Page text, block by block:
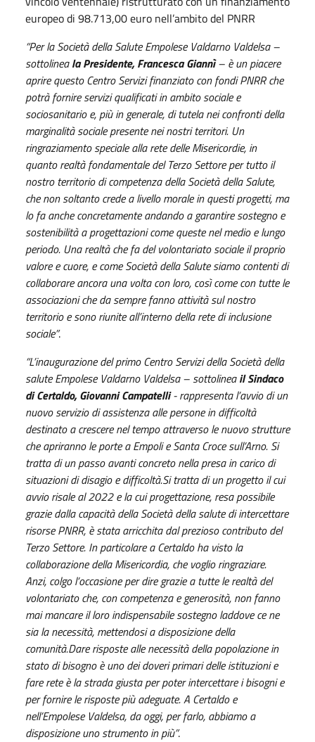
europeo di 98.713,00 euro nell’ambito del PNRR
“Per la Società della Salute Empolese Valdarno Valdelsa –
sottolineala Presidente, Francesca Giannì– è un piacere
aprire questo Centro Servizi finanziato con fondi PNRR che
potrà fornire servizi qualificati in ambito sociale e
sociosanitario e, più in generale, di tutela nei confronti della
marginalità sociale presente nei nostri territori. Un
ringraziamento speciale alla rete delle Misericordie, in
quanto realtà fondamentale del Terzo Settore per tutto il
nostro territorio di competenza della Società della Salute,
che non soltanto crede a livello morale in questi progetti, ma
lo fa anche concretamente andando a garantire sostegno e
sostenibilità a progettazioni come queste nel medio e lungo
periodo. Una realtà che fa del volontariato sociale il proprio
valore e cuore, e come Società della Salute siamo contenti di
collaborare ancora una volta con loro, così come con tutte le
associazioni che da sempre fanno attività sul nostro
territorio e sono riunite all’interno della rete di inclusione
sociale”.
“L’inaugurazione del primo Centro Servizi della Società della
salute Empolese Valdarno Valdelsa – sottolineail Sindaco
di Certaldo, Giovanni Campatelli- rappresenta l’avvio di un
nuovo servizio di assistenza alle persone in difficoltà
destinato a crescere nel tempo attraverso le nuovo strutture
che apriranno le porte a Empoli e Santa Croce sull’Arno. Si
tratta di un passo avanti concreto nella presa in carico di
situazioni di disagio e difficoltà.Si tratta di un progetto il cui
avvio risale al 2022 e la cui progettazione, resa possibile
grazie dalla capacità della Società della salute di intercettare
risorse PNRR, è stata arricchita dal prezioso contributo del
Terzo Settore. In particolare a Certaldo ha visto la
collaborazione della Misericordia, che voglio ringraziare.
Anzi, colgo l’occasione per dire grazie a tutte le realtà del
volontariato che, con competenza e generosità, non fanno
mai mancare il loro indispensabile sostegno laddove ce ne
sia la necessità, mettendosi a disposizione della
comunità.Dare risposte alle necessità della popolazione in
stato di bisogno è uno dei doveri primari delle istituzioni e
fare rete è la strada giusta per poter intercettare i bisogni e
per fornire le risposte più adeguate. A Certaldo e
nell’Empolese Valdelsa, da oggi, per farlo, abbiamo a
disposizione uno strumento in più”.